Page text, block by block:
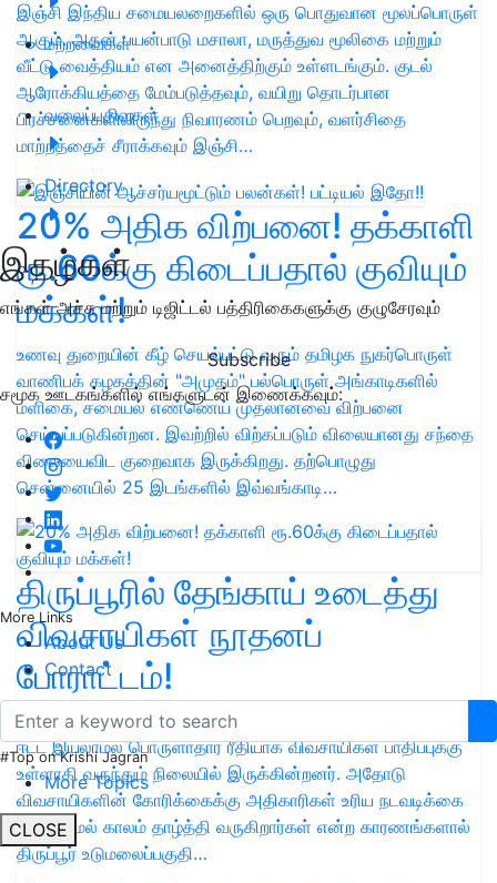
மற்றவைகள்
வலைப்பதிவுகள்
Directory
இதழ்கள்
எங்கள் அச்சு மற்றும் டிஜிட்டல் பத்திரிகைகளுக்கு குழுசேரவும்
Subscribe
சமூக ஊடகங்களில் எங்களுடன் இணைக்கவும்:
More Links
About Us
Contact
#Top on Krishi Jagran
More Topics
CLOSE
இஞ்சி இந்திய சமையலறைகளில் ஒரு பொதுவான மூலப்பொருள்
ஆகும். அதன் பயன்பாடு மசாலா, மருத்துவ மூலிகை மற்றும்
வீட்டு வைத்தியம் என அனைத்திற்கும் உள்ளடங்கும். குடல்
ஆரோக்கியத்தை மேம்படுத்தவும், வயிறு தொடர்பான
பிரச்சனைகளிலிருந்து நிவாரணம் பெறவும், வளர்சிதை
மாற்றத்தைச் சீராக்கவும் இஞ்சி…
20% அதிக விற்பனை! தக்காளி
ரூ.60க்கு கிடைப்பதால் குவியும்
மக்கள்!
உணவு துறையின் கீழ் செயல்பட்டு வரும் தமிழக நுகர்பொருள்
வாணிபக் கழகத்தின் "அமுதம்" பல்பொருள் அங்காடிகளில்
மளிகை, சமையல் எண்ணெய் முதலானவை விற்பனை
செய்யப்படுகின்றன. இவற்றில் விற்கப்படும் விலையானது சந்தை
விலையைவிட குறைவாக இருக்கிறது. தற்பொழுது
சென்னையில் 25 இடங்களில் இவ்வங்காடி…
திருப்பூரில் தேங்காய் உடைத்து
விவசாயிகள் நூதனப்
போராட்டம்!
தென்னை விவசாயிகள் தென்னை சாகுபடியில் உரிய வருமானம்
ஈட்ட இயலாமல் பொருளாதார ரீதியாக விவசாயிகள் பாதிப்புக்கு
உள்ளாகி வருந்தும் நிலையில் இருக்கின்றனர். அதோடு
விவசாயிகளின் கோரிக்கைக்கு அதிகாரிகள் உரிய நடவடிக்கை
எடுக்காமல் காலம் தாழ்த்தி வருகிறார்கள் என்ற காரணங்களால்
திருப்பூர் உடுமலைப்பகுதி…